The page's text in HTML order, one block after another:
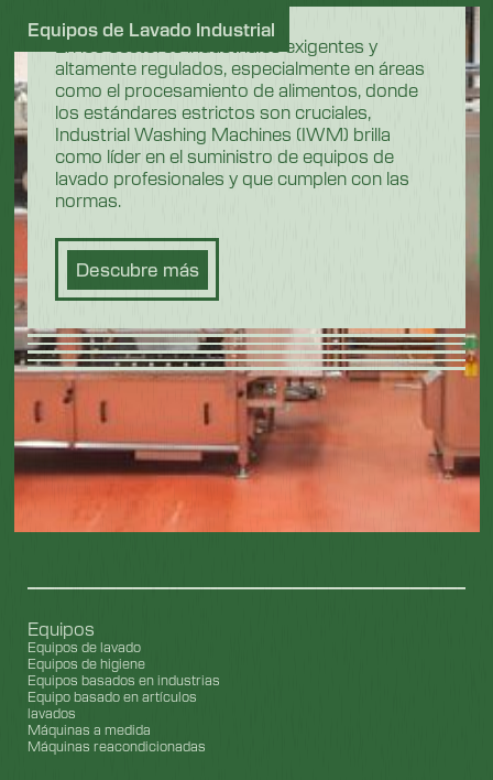
En los sectores industriales exigentes y
altamente regulados, especialmente en áreas
como el procesamiento de alimentos, donde
los estándares estrictos son cruciales,
Industrial Washing Machines (IWM) brilla
como líder en el suministro de equipos de
lavado profesionales y que cumplen con las
normas.
Descubre más
Equipos de Lavado Industrial
Equipos
Equipos de lavado
Equipos de higiene
Equipos basados en industrias
Equipo basado en artículos
lavados
Máquinas a medida
Máquinas reacondicionadas